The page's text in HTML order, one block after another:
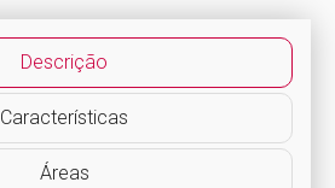
Descrição
Características
Áreas